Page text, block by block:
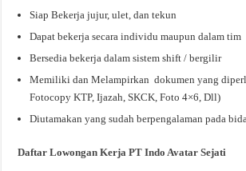
Siap Bekerja jujur, ulet, dan tekun
Dapat bekerja secara individu maupun dalam tim
Bersedia bekerja dalam sistem shift / bergilir
Memiliki dan Melampirkan dokumen yang
Fotocopy KTP, Ijazah, SKCK, Foto 4×6, Dll)
Diutamakan yang sudah berpengalaman pada
Daftar Lowongan Kerja PT Indo Avatar Sejati